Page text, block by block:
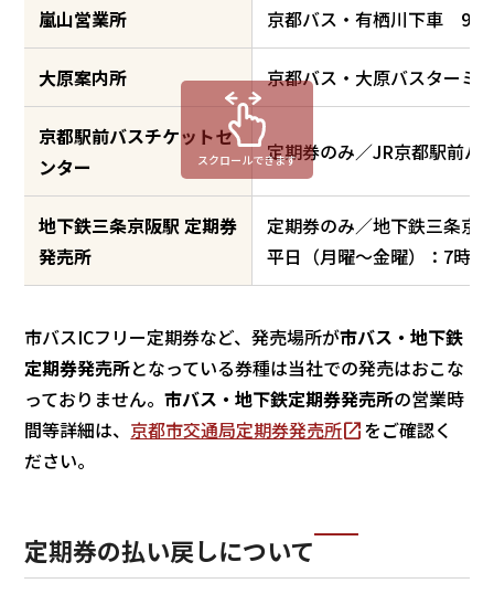
嵐山営業所 京都バス・有栖川下車 9時
大原案内所 京都バス・大原バスターミ
京都駅前バスチケットセ
ンター
定期券のみ／JR京都駅前
地下鉄三条京阪駅 定期券
発売所
定期券のみ／地下鉄三条京
平日（月曜～金曜）：7時
スクロールできます
市バスICフリー定期券など、発売場所が市バス・地下鉄
定期券発売所となっている券種は当社での発売はおこな
っておりません。市バス・地下鉄定期券発売所の営業時
間等詳細は、 京都市交通局定期券発売所
をご確認く
ださい。
定期券の払い戻しについて